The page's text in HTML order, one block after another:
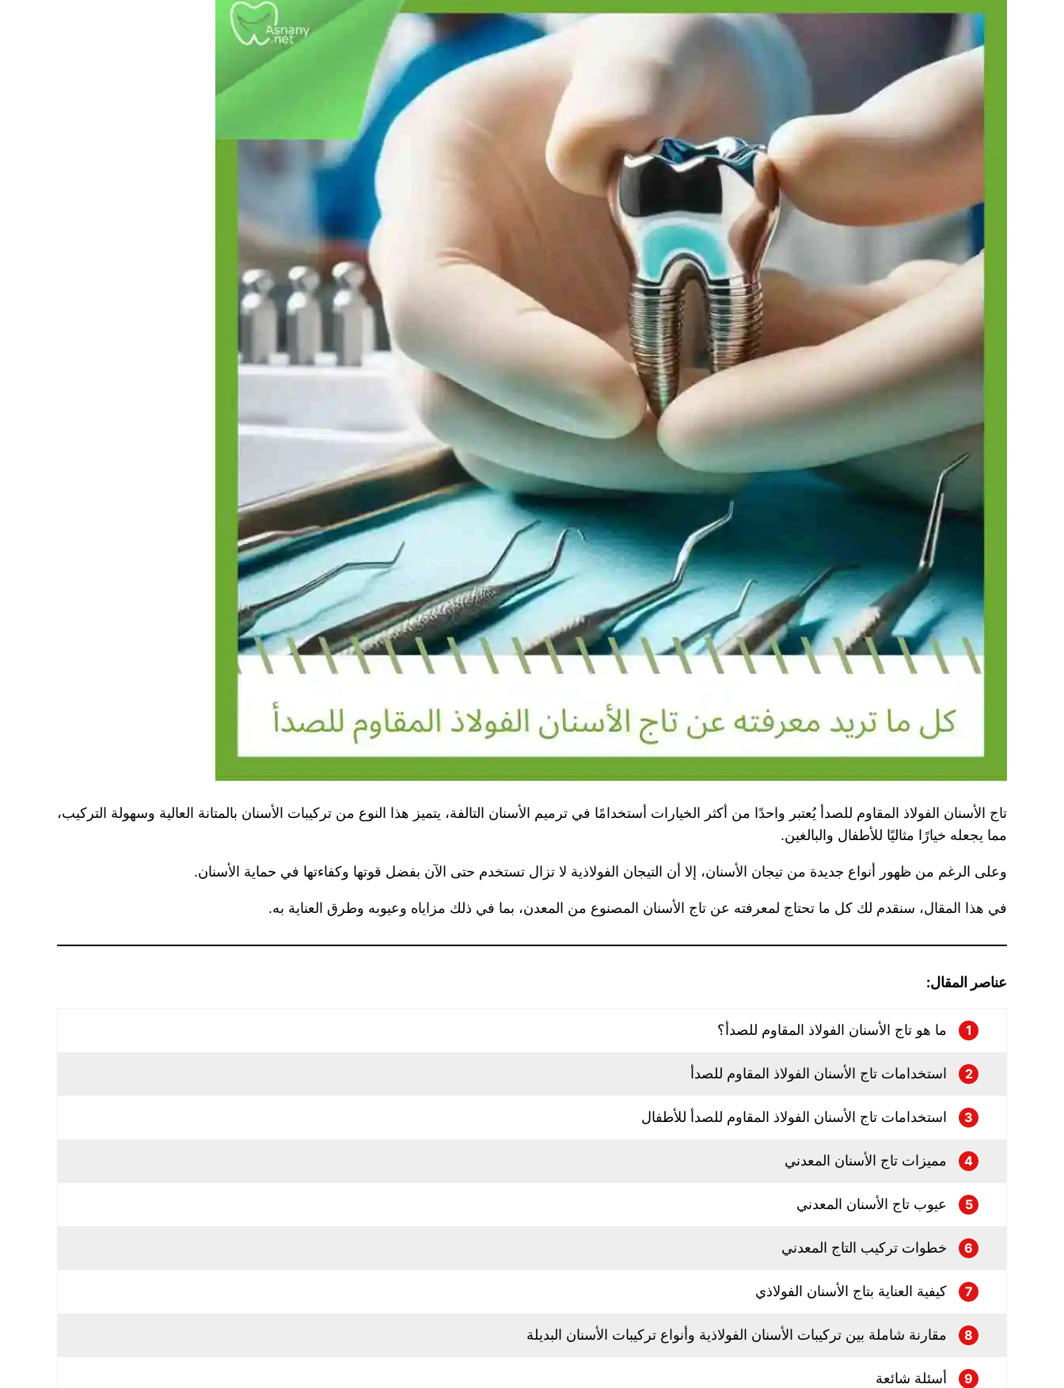
تاج الأسنان الفولاذ المقاوم للصدأ يُعتبر واحدًا من أكثر الخيارات أستخدامًا في ترميم الأسنان التالفة، يتميز هذا النوع من تركيبات الأسنان بالمتانة العالية وسهولة التركيب،
مما يجعله خيارًا مثاليًا للأطفال والبالغين.
وعلى الرغم من ظهور أنواع جديدة من تيجان الأسنان، إلا أن التيجان الفولاذية لا تزال تستخدم حتى الآن بفضل قوتها وكفاءتها في حماية الأسنان.
في هذا المقال، سنقدم لك كل ما تحتاج لمعرفته عن تاج الأسنان المصنوع من المعدن، بما في ذلك مزاياه وعيوبه وطرق العناية به.
عناصر المقال:
1 ما هو تاج الأسنان الفولاذ المقاوم للصدأ؟
2 استخدامات تاج الأسنان الفولاذ المقاوم للصدأ
3 استخدامات تاج الأسنان الفولاذ المقاوم للصدأ للأطفال
4 مميزات تاج الأسنان المعدني
5 عيوب تاج الأسنان المعدني
6 خطوات تركيب التاج المعدني
7 كيفية العناية بتاج الأسنان الفولاذي
8 مقارنة شاملة بين تركيبات الأسنان الفولاذية وأنواع تركيبات الأسنان البديلة
9 أسئلة شائعة